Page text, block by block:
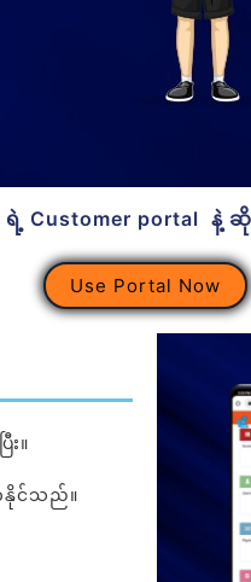
ရဲ့ Customer portal
Use Portal Now
း။
နိုင်သည်။